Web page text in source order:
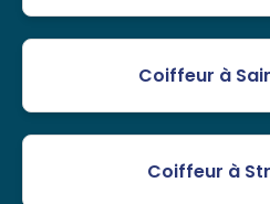
Coiffeur à
Coiffeur à